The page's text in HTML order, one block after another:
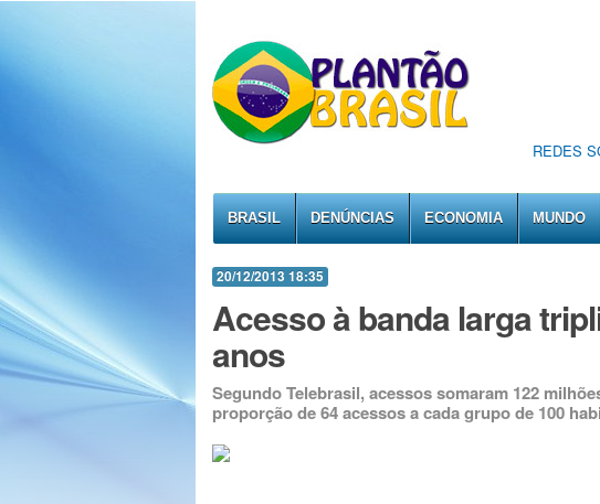
REDES
BRASIL DENÚNCIAS ECONOMIA MUNDO
20/12/2013 18:35
Acesso à banda larga
anos
Segundo Telebrasil, acessos somaram 122
proporção de 64 acessos a cada grupo de 100